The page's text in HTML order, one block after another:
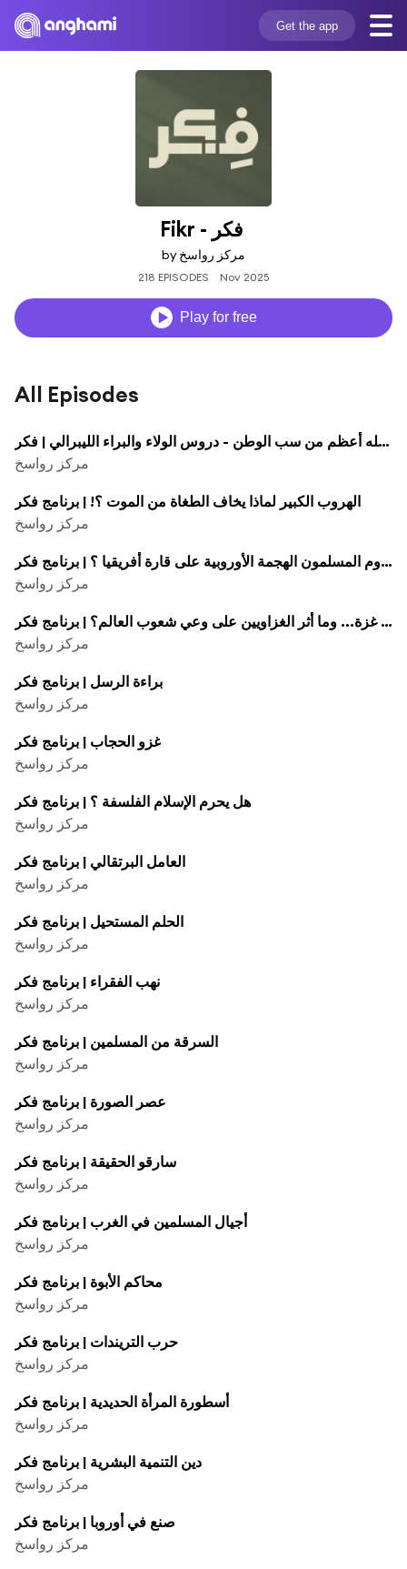
Get the app
by مركز رواسخ
218 EPISODES Nov 2025
Play for free
All Episodes
سب الله أعظم من سب الوطن - دروس الولاء والبراء الليبرالي | فكر
مركز رواسخ
الهروب الكبير لماذا يخاف الطغاة من الموت ؟! | برنامج فكر
مركز رواسخ
كيف قاوم المسلمون الهجمة الأوروبية على قارة أفريقيا ؟ | برنامج فکر
مركز رواسخ
هل تغير العالم بسبب غزة... وما أثر الغزاويين على وعي شعوب العالم؟ | برنامج فکر
مركز رواسخ
براءة الرسل | برنامج فكر
مركز رواسخ
غزو الحجاب | برنامج فکر
مركز رواسخ
هل يحرم الإسلام الفلسفة ؟ | برنامج فکر
مركز رواسخ
العامل البرتقالي | برنامج فكر
مركز رواسخ
الحلم المستحيل | برنامج فكر
مركز رواسخ
نهب الفقراء | برنامج فکر
مركز رواسخ
السرقة من المسلمين | برنامج فكر
مركز رواسخ
عصر الصورة | برنامج فکر
مركز رواسخ
سارقو الحقيقة | برنامج فكر
مركز رواسخ
أجيال المسلمين في الغرب | برنامج فكر
مركز رواسخ
محاكم الأبوة | برنامج فکر
مركز رواسخ
حرب التريندات | برنامج فکر
مركز رواسخ
أسطورة المرأة الحديدية | برنامج فكر
مركز رواسخ
دين التنمية البشرية | برنامج فکر
مركز رواسخ
صنع في أوروبا | برنامج فکر
مركز رواسخ